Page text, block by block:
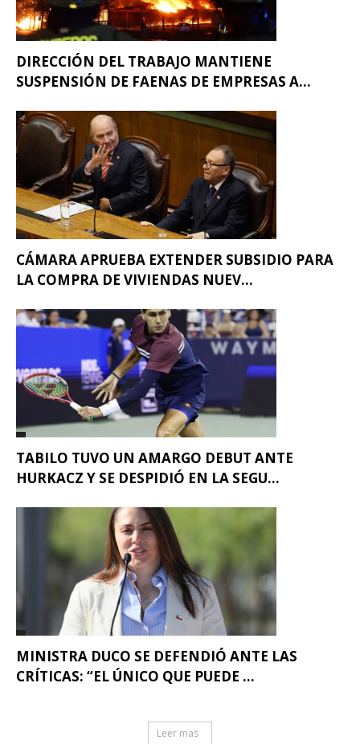
DIRECCIÓN DEL TRABAJO MANTIENE
SUSPENSIÓN DE FAENAS DE EMPRESAS A...
CÁMARA APRUEBA EXTENDER SUBSIDIO PARA
LA COMPRA DE VIVIENDAS NUEV...
TABILO TUVO UN AMARGO DEBUT ANTE
HURKACZ Y SE DESPIDIÓ EN LA SEGU...
MINISTRA DUCO SE DEFENDIÓ ANTE LAS
CRÍTICAS: “EL ÚNICO QUE PUEDE ...
Leer mas